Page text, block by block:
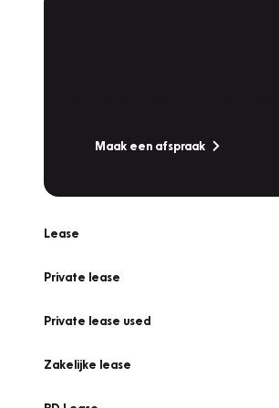
Maak een afspraak
Lease
Private lease
Private lease used
Zakelijke lease